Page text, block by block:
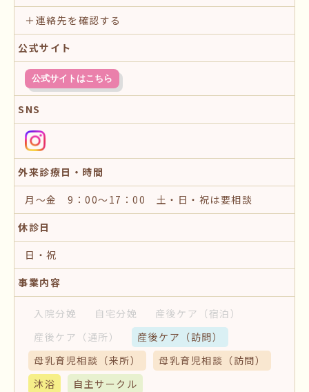
＋連絡先を確認する
公式サイト
公式サイトはこちら
SNS
外来診療日・時間
月～金 9：00～17：00 土・日・祝は要相談
休診日
日・祝
事業内容
入院分娩 自宅分娩 産後ケア （宿泊）
産後ケア （通所） 産後ケア （訪問）
母乳育児相談 （来所） 母乳育児相談 （訪問）
沐浴
自主サークル